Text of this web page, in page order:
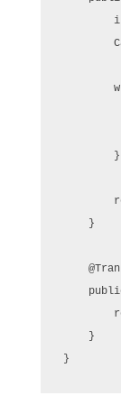
        }
    }
    }
}